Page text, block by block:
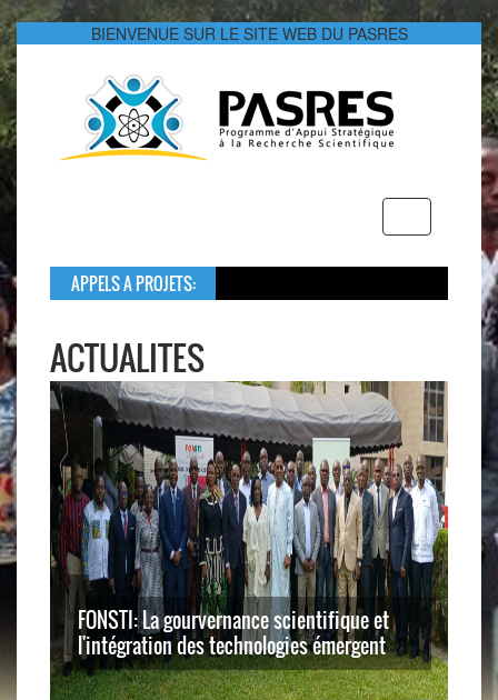
BIENVENUE SUR LE SITE WEB DU PASRES
navigation
APPELS A PROJETS:
Dans le
Le montant
ACTUALITES
FONSTI: La gourvernance scientifique et
l'intégration des technologies émergent